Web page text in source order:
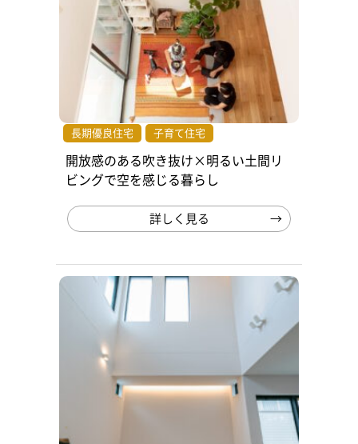
長期優良住宅 子育て住宅
開放感のある吹き抜け×明るい土間リ
ビングで空を感じる暮らし
詳しく見る